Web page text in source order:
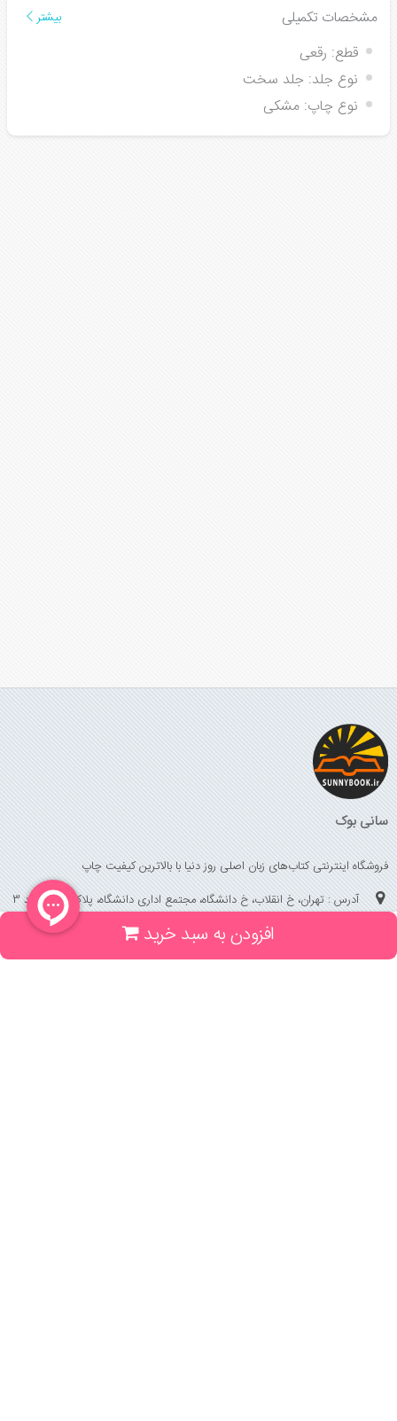
مشخصات تکمیلی بیشتر
قطع: رقعی
نوع جلد: جلد سخت
نوع چاپ: مشکی
افزودن به سبد خرید
سانی بوک
فروشگاه اینترنتی کتاب‌های زبان اصلی روز دنیا با بالاترین کیفیت چاپ
آدرس : تهران، خ انقلاب، خ دانشگاه، مجتمع اداری دانشگاه، پلاک 158 واحد 3
(جهت خرید حضوری، تلفنی ، پیگیری سفارشات سایت با شماره تلفن 02166175070
تماس حاصل فرمایید)